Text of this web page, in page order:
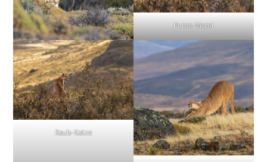
Puma-Mami
Raub-Katze